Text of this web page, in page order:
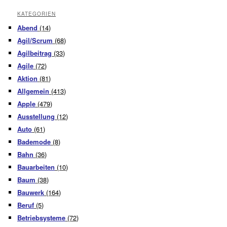
KATEGORIEN
Abend (14)
Agil/Scrum (68)
Agilbeitrag (33)
Agile (72)
Aktion (81)
Allgemein (413)
Apple (479)
Ausstellung (12)
Auto (61)
Bademode (8)
Bahn (36)
Bauarbeiten (10)
Baum (38)
Bauwerk (164)
Beruf (5)
Betriebsysteme (72)